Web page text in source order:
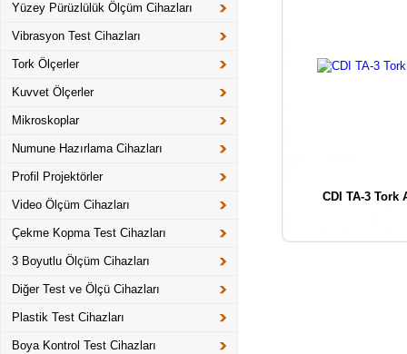
Yüzey Pürüzlülük Ölçüm Cihazları
Vibrasyon Test Cihazları
Tork Ölçerler
Kuvvet Ölçerler
Mikroskoplar
Numune Hazırlama Cihazları
Profil Projektörler
Video Ölçüm Cihazları
Çekme Kopma Test Cihazları
3 Boyutlu Ölçüm Cihazları
Diğer Test ve Ölçü Cihazları
Plastik Test Cihazları
Boya Kontrol Test Cihazları
CDI TA-3 Tork